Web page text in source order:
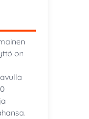
on